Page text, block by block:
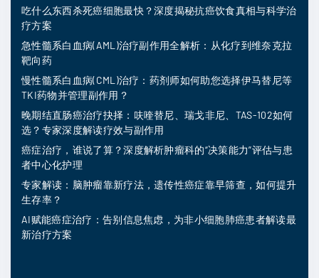
吃什么东西杀死癌细胞最快？深度揭秘抗癌饮食真相与科学治
疗方案
急性髓系白血病(AML)治疗副作用全解析：从化疗到维奈克拉
靶向药
慢性髓系白血病(CML)治疗：药剂师如何助您选择伊马替尼等
TKI药物并管理副作用？
晚期结直肠癌治疗抉择：呋喹替尼、瑞戈非尼、TAS-102如何
选？专家深度解读疗效与副作用
癌症治疗，谁说了算？深度解析肿瘤科的“决策能力”评估与患
者中心化护理
专家解读：脑肿瘤靠新疗法，遗传性癌症靠早筛查，如何提升
生存率？
AI赋能癌症治疗：告别信息焦虑，为非小细胞肺癌患者解读最
新治疗方案